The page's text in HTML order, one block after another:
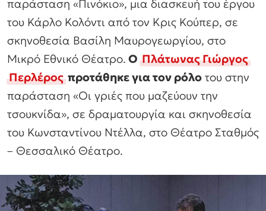
παράσταση «Πινόκιο», μια διασκευή του έργου
του Κάρλο Κολόντι από τον Κρις Κούπερ, σε
σκηνοθεσία Βασίλη Μαυρογεωργίου, στο
Μικρό Εθνικό Θέατρο. ΟΠλάτωνας Γιώργος
Περλέροςπροτάθηκε για τον ρόλο του στην
παράσταση «Οι γριές που μαζεύουν την
τσουκνίδα», σε δραματουργία και σκηνοθεσία
του Κωνσταντίνου Ντέλλα, στο Θέατρο Σταθμός
– Θεσσαλικό Θέατρο.